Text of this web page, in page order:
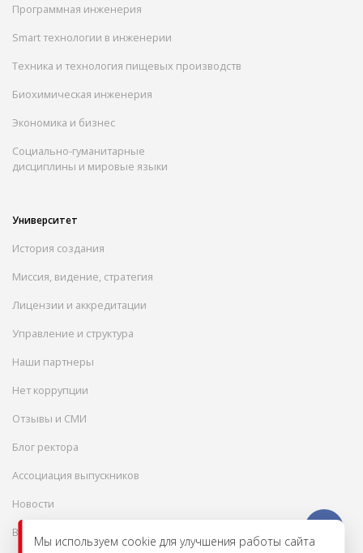
Мы используем cookie для улучшения работы сайта
Программная инженерия
Smart технологии в инженерии
Техника и технология пищевых производств
Биохимическая инженерия
Экономика и бизнес
Социально-гуманитарные
дисциплины и мировые языки
Университет
История создания
Миссия, видение, стратегия
Лицензии и аккредитации
Управление и структура
Наши партнеры
Нет коррупции
Отзывы и СМИ
Блог ректора
Ассоциация выпускников
Новости
Вакансии